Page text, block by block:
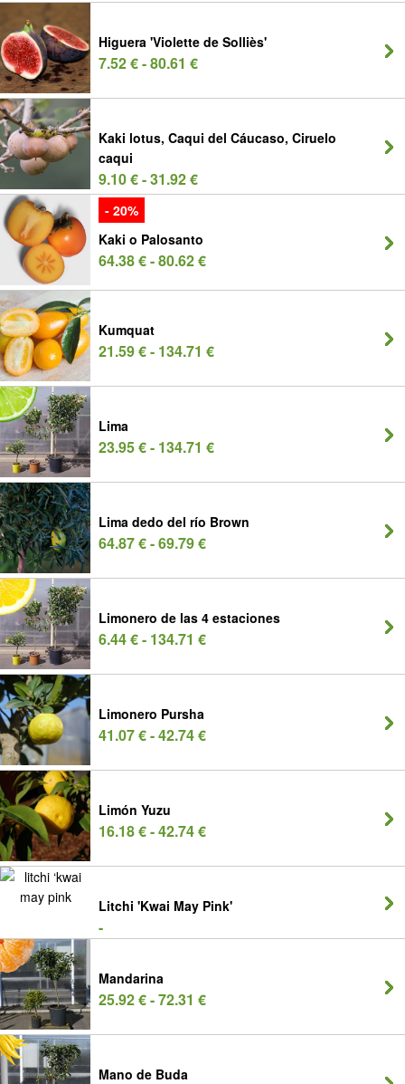
Higuera 'Violette de Solliès'
7.52 € - 80.61 €
Kaki lotus, Caqui del Cáucaso, Ciruelo
caqui
9.10 € - 31.92 €
- 20%
Kaki o Palosanto
64.38 € - 80.62 €
Kumquat
21.59 € - 134.71 €
Lima
23.95 € - 134.71 €
Lima dedo del río Brown
64.87 € - 69.79 €
Limonero de las 4 estaciones
6.44 € - 134.71 €
Limonero Pursha
41.07 € - 42.74 €
Limón Yuzu
16.18 € - 42.74 €
Litchi 'Kwai May Pink'
-
Mandarina
25.92 € - 72.31 €
Mano de Buda